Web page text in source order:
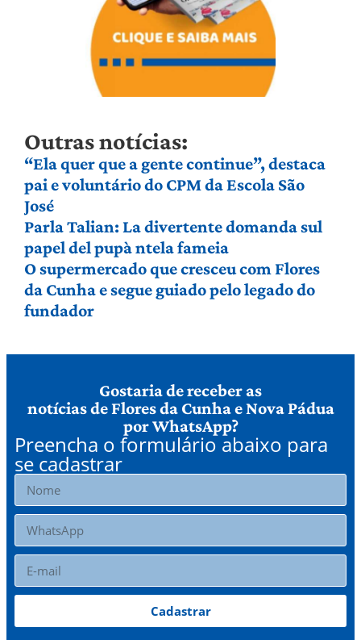
Outras notícias:
“Ela quer que a gente continue”, destaca
pai e voluntário do CPM da Escola São
José
Parla Talian: La divertente domanda sul
papel del pupà ntela fameia
O supermercado que cresceu com Flores
da Cunha e segue guiado pelo legado do
fundador
Gostaria de receber as
notícias de Flores da Cunha e Nova Pádua
por WhatsApp?
Preencha o formulário abaixo para
se cadastrar
Cadastrar